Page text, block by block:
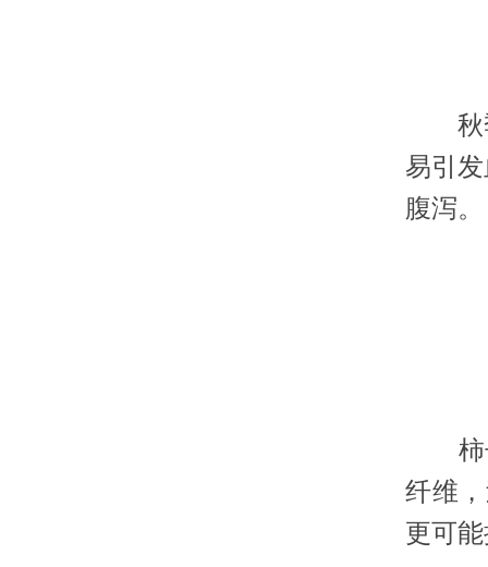
秋季
易引
腹泻。
柿子
纤维
更可